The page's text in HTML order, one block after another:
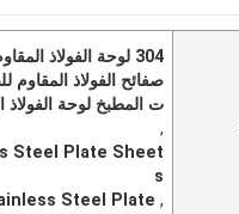
304 لوحة الفولاذ
ت المطبخ لوحة الفولاذ
,
Steel Plate Sheet
s
,
Steel Plate